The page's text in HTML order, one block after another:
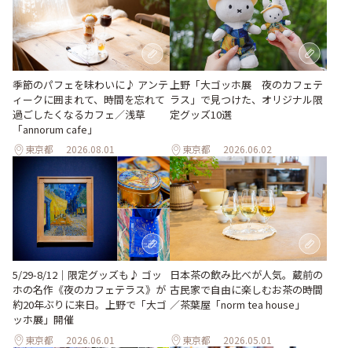
季節のパフェを味わいに♪ アンテ
ィークに囲まれて、時間を忘れて
過ごしたくなるカフェ／浅草
「annorum cafe」
東京都 2026.08.01
上野「大ゴッホ展 夜のカフェテ
ラス」で見つけた、オリジナル限
定グッズ10選
東京都 2026.06.02
5/29-8/12｜限定グッズも♪ ゴッ
ホの名作《夜のカフェテラス》が
約20年ぶりに来日。上野で「大ゴ
ッホ展」開催
東京都 2026.06.01
日本茶の飲み比べが人気。蔵前の
古民家で自由に楽しむお茶の時間
／茶葉屋「norm tea house」
東京都 2026.05.01